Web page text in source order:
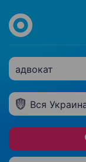
адвокат
Вся